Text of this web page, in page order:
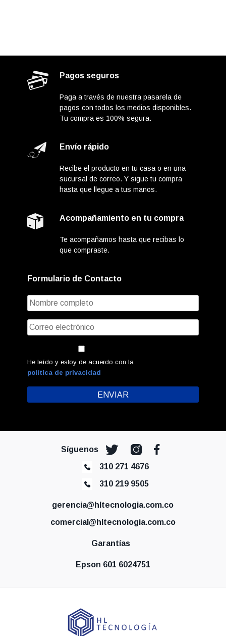
Pagos seguros
Paga a través de nuestra pasarela de
pagos con todos los medios disponibles.
Tu compra es 100% segura.
Envío rápido
Recibe el producto en tu casa o en una
sucursal de correo. Y sigue tu compra
hasta que llegue a tus manos.
Acompañamiento en tu compra
Te acompañamos hasta que recibas lo
que compraste.
Formulario de Contacto
He leído y estoy de acuerdo con la
política de privacidad
Síguenos
310 271 4676
310 219 9505
gerencia@hltecnologia.com.co
comercial@hltecnologia.com.co
Garantías
Epson 601 6024751